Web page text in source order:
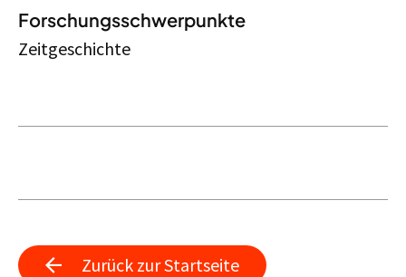
Forschungsschwerpunkte
Zeitgeschichte
Zurück zur Startseite